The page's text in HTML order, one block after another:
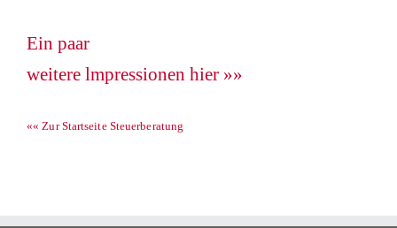
Ein paar
weitere lmpressionen hier »»
«« Zur Startseite Steuerberatung